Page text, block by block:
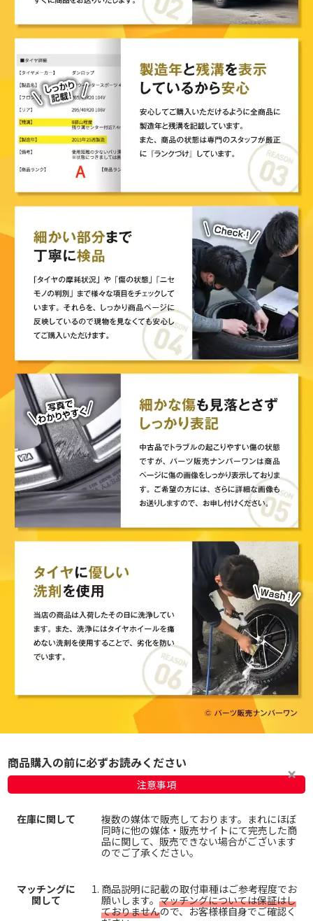
商品購入の前に必ずお読みください
注意事項
在庫に関して
複数の媒体で販売しております。まれにほぼ
同時に他の媒体・販売サイトにて完売した商
品に関して、販売できない場合がございます
のでご了承ください。
マッチングに
関して
商品説明に記載の取付車種はご参考程度でお
願いします。 マッチングについては保証はし
ておりませんので、お客様様自身でご確認く